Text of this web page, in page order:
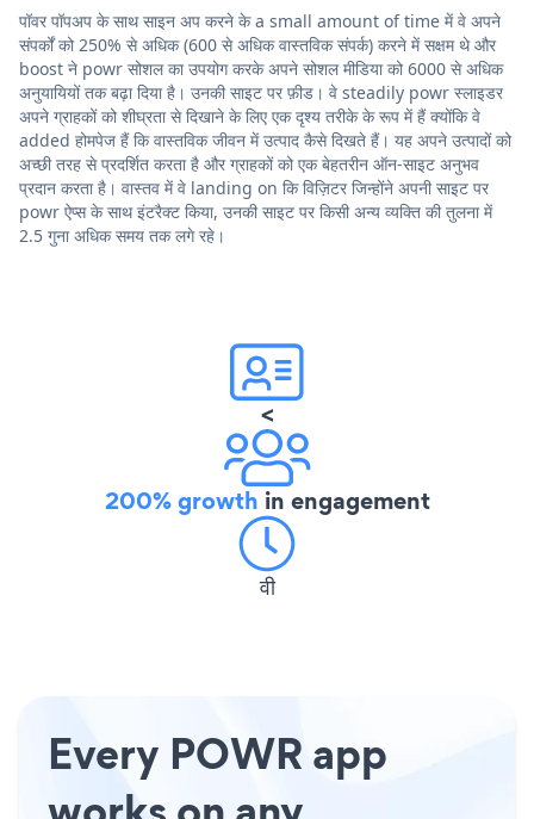
पॉवर पॉपअप के साथ साइन अप करने के a small amount of time में वे अपने
संपर्कों को 250% से अधिक (600 से अधिक वास्तविक संपर्क) करने में सक्षम थे और
boost ने powr सोशल का उपयोग करके अपने सोशल मीडिया को 6000 से अधिक
अनुयायियों तक बढ़ा दिया है। उनकी साइट पर फ़ीड। वे steadily powr स्लाइडर
अपने ग्राहकों को शीघ्रता से दिखाने के लिए एक दृश्य तरीके के रूप में हैं क्योंकि वे
added होमपेज हैं कि वास्तविक जीवन में उत्पाद कैसे दिखते हैं। यह अपने उत्पादों को
अच्छी तरह से प्रदर्शित करता है और ग्राहकों को एक बेहतरीन ऑन-साइट अनुभव
प्रदान करता है। वास्तव में वे landing on कि विज़िटर जिन्होंने अपनी साइट पर
powr ऐप्स के साथ इंटरैक्ट किया, उनकी साइट पर किसी अन्य व्यक्ति की तुलना में
2.5 गुना अधिक समय तक लगे रहे।
<
200% growth in engagement
वी
Every POWR app